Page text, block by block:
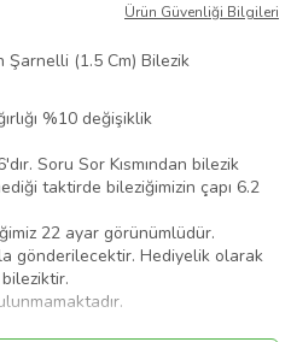
Ürün Güvenliği Bilgileri
Şarnelli (1.5 Cm) Bilezik
%10 değişiklik
Soru Sor Kısmından bilezik
taktirde bileziğimizin çapı 6.2
22 ayar görünümlüdür.
gönderilecektir. Hediyelik olarak